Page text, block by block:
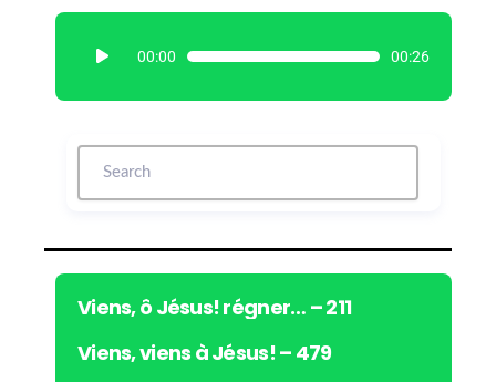
c
e
r
u
d
i
00:00 00:26
Viens, ô Jésus! régner… – 211
Viens, viens à Jésus! – 479